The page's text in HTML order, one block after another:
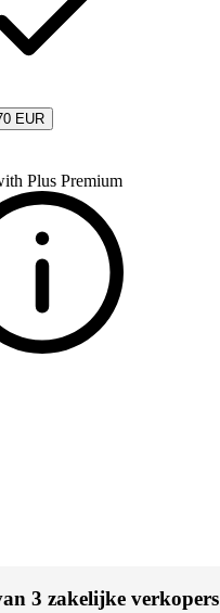
EUR
Plus Premium
3 zakelijke verkopers